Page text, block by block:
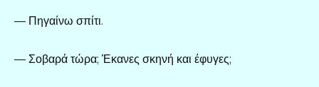
— Πηγαίνω σπίτι.
— Σοβαρά τώρα; Έκανες σκηνή και έφυγες;